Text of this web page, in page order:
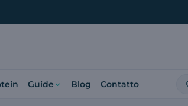
Guide Blog Contatto